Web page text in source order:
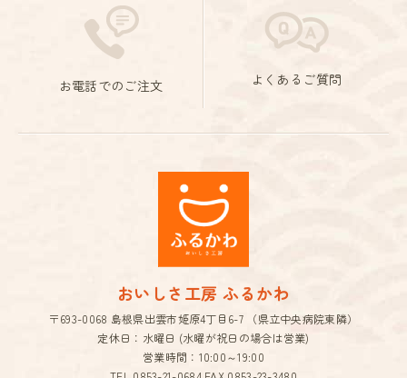
お電話でのご注文 よくあるご質問
おいしさ工房 ふるかわ
〒693-0068 島根県出雲市姫原4丁目6-7 （県立中央病院東隣）
定休日：水曜日 (水曜が祝日の場合は営業)
営業時間：10:00～19:00